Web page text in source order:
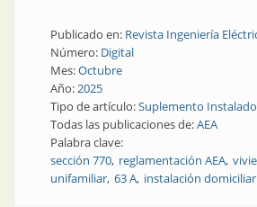
Publicado en: Revista Ingeniería
Número: Digital
Mes:Octubre
Año:2025
Tipo de artículo:Suplemento
Todas las publicaciones de:AEA
Palabra clave:
sección 770 reglamentación AEA
unifamiliar 63 A instalación